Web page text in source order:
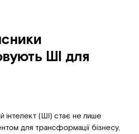
ШІ для
інтелект (ШІ) стає не лише
для трансформації бізнесу,